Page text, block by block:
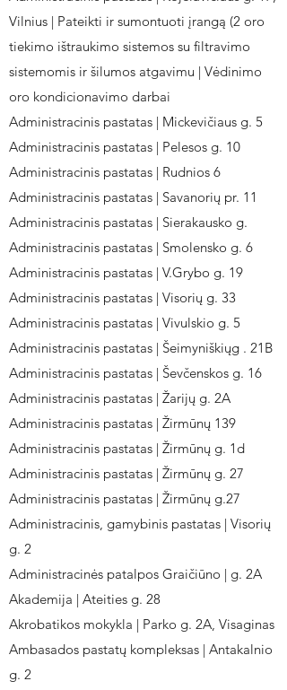
Vilnius | Pateikti ir sumontuoti įrangą (2 oro
tiekimo ištraukimo sistemos su filtravimo
sistemomis ir šilumos atgavimu | Vėdinimo
oro kondicionavimo darbai
Administracinis pastatas | Mickevičiaus g. 5
Administracinis pastatas | Pelesos g. 10
Administracinis pastatas | Rudnios 6
Administracinis pastatas | Savanorių pr. 11
Administracinis pastatas | Sierakausko g.
Administracinis pastatas | Smolensko g. 6
Administracinis pastatas | V.Grybo g. 19
Administracinis pastatas | Visorių g. 33
Administracinis pastatas | Vivulskio g. 5
Administracinis pastatas | Šeimyniškiųg . 21B
Administracinis pastatas | Ševčenskos g. 16
Administracinis pastatas | Žarijų g. 2A
Administracinis pastatas | Žirmūnų 139
Administracinis pastatas | Žirmūnų g. 1d
Administracinis pastatas | Žirmūnų g. 27
Administracinis pastatas | Žirmūnų g.27
Administracinis, gamybinis pastatas | Visorių
g. 2
Administracinės patalpos Graičiūno | g. 2A
Akademija | Ateities g. 28
Akrobatikos mokykla | Parko g. 2A, Visaginas
Ambasados pastatų kompleksas | Antakalnio
g. 2